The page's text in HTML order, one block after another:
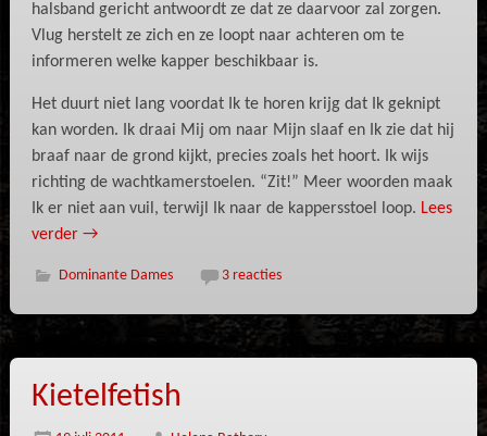
halsband gericht antwoordt ze dat ze daarvoor zal zorgen.
Vlug herstelt ze zich en ze loopt naar achteren om te
informeren welke kapper beschikbaar is.
Het duurt niet lang voordat Ik te horen krijg dat Ik geknipt
kan worden. Ik draai Mij om naar Mijn slaaf en Ik zie dat hij
braaf naar de grond kijkt, precies zoals het hoort. Ik wijs
richting de wachtkamerstoelen. “Zit!” Meer woorden maak
Ik er niet aan vuil, terwijl Ik naar de kappersstoel loop. Lees
verder →
Dominante Dames 3 reacties
Kietelfetish